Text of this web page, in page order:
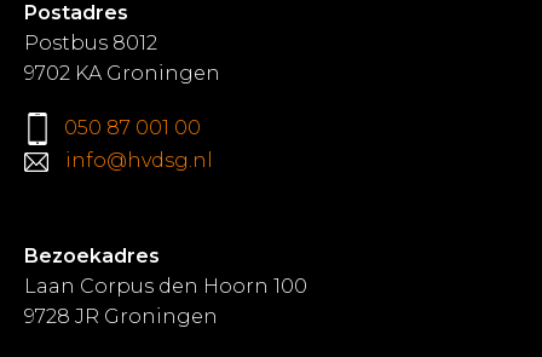
Postadres
Postbus 8012
9702 KA Groningen
050 87 001 00
info@hvdsg.nl
Bezoekadres
Laan Corpus den Hoorn 100
9728 JR Groningen